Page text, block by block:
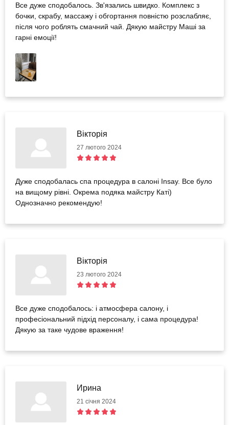
Все дуже сподобалось. Зв'язались швидко. Комплекс з
бочки, скрабу, массажу і обгортання повністю розслабляє,
після чого роблять смачний чай. Дякую майстру Маші за
гарні емоції!
Вікторія
27 лютого 2024
Дуже сподобалась спа процедура в салоні Insay. Все було
на вищому рівні. Окрема подяка майстру Каті)
Однозначно рекомендую!
Вікторія
23 лютого 2024
Все дуже сподобалось: і атмосфера салону, і
професіональний підхід персоналу, і сама процедура!
Дякую за таке чудове враження!
Ирина
21 січня 2024